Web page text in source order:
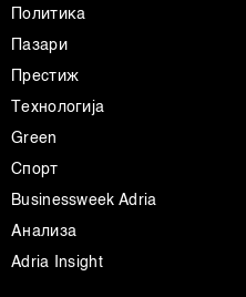
Политика
Пазари
Престиж
Технологија
Green
Спорт
Businessweek Adria
Анализа
Adria Insight